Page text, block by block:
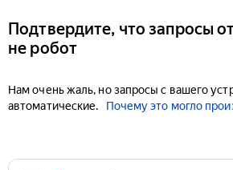
Подтвердите, что запросы
не робот
Нам очень жаль, но запросы с вашего
автоматические.
Почему это могло